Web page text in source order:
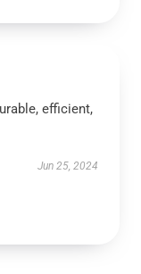
efficient,
Jun 25, 2024